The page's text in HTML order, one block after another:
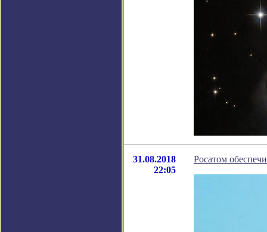
31.08.2018
22:05
Росатом